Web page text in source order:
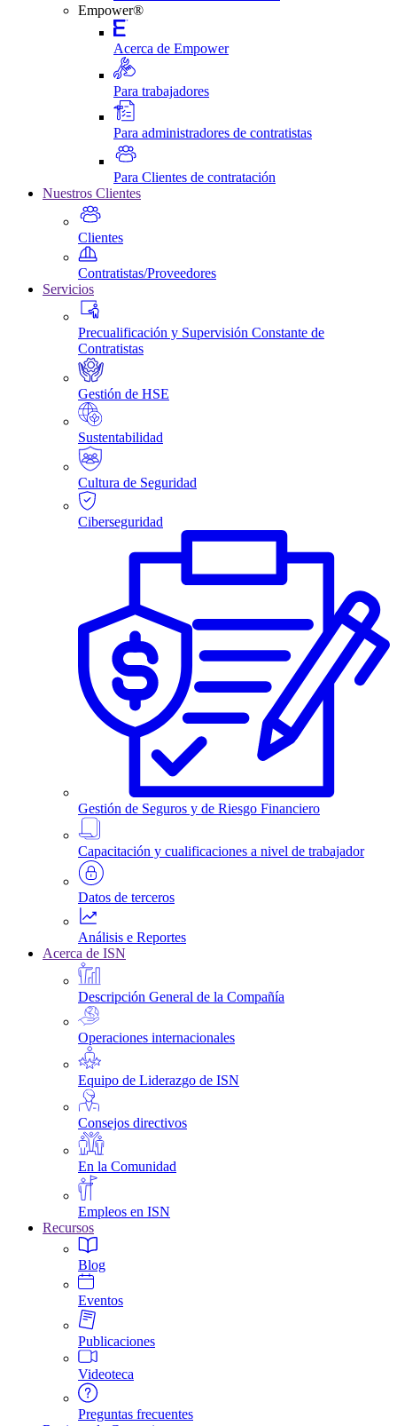
Empower®
Acerca de Empower
Para trabajadores
Para administradores de contratistas
Para Clientes de contratación
Nuestros Clientes
Clientes
Contratistas/Proveedores
Servicios
Precualificación y Supervisión Constante de
Contratistas
Gestión de HSE
Sustentabilidad
Cultura de Seguridad
Ciberseguridad
Gestión de Seguros y de Riesgo Financiero
Capacitación y cualificaciones a nivel de trabajador
Datos de terceros
Análisis e Reportes
Acerca de ISN
Descripción General de la Compañía
Operaciones internacionales
Equipo de Liderazgo de ISN
Consejos directivos
En la Comunidad
Empleos en ISN
Recursos
Blog
Eventos
Publicaciones
Videoteca
Preguntas frecuentes